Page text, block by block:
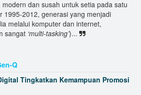
dan susah untuk setia pada satu
1995-2012, generasi yang menjadi
melalui komputer dan internet,
sangat ‘multi-tasking’)...
Dukung Belajar Anak
Soal AKBP Guntur yang Bantu
Q
Tingkatkan Kemampuan Promosi